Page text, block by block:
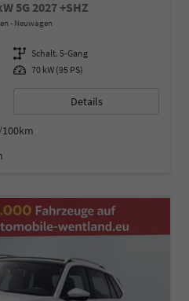
5G 2027 +SHZ
Neuwagen
Getriebe Schalt. 5-Gang
Leistung 70 kW (95 PS)
Details